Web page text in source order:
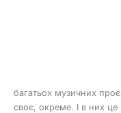
багатьох музичних
своє, окреме. І в них